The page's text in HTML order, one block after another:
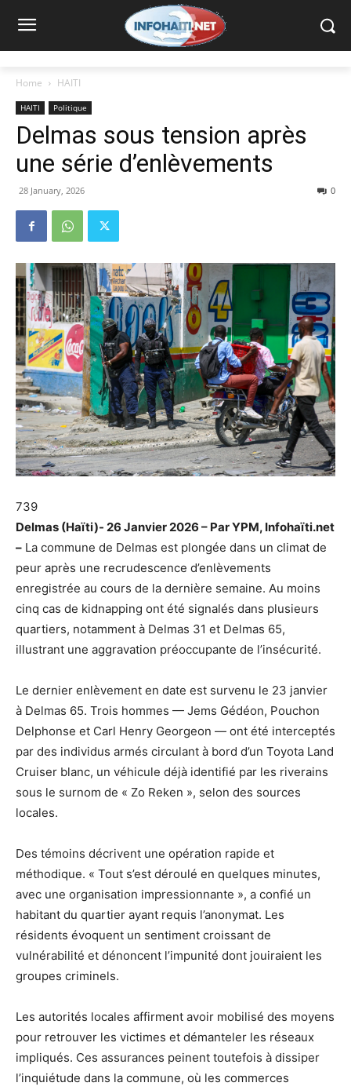
Home HAITI
HAITI Politique
Delmas sous tension après
une série d’enlèvements
28 January, 2026 0
739
Delmas (Haïti)- 26 Janvier 2026 – Par YPM, Infohaïti.net
– La commune de Delmas est plongée dans un climat de
peur après une recrudescence d’enlèvements
enregistrée au cours de la dernière semaine. Au moins
cinq cas de kidnapping ont été signalés dans plusieurs
quartiers, notamment à Delmas 31 et Delmas 65,
illustrant une aggravation préoccupante de l’insécurité.
Le dernier enlèvement en date est survenu le 23 janvier
à Delmas 65. Trois hommes — Jems Gédéon, Pouchon
Delphonse et Carl Henry Georgeon — ont été interceptés
par des individus armés circulant à bord d’un Toyota Land
Cruiser blanc, un véhicule déjà identifié par les riverains
sous le surnom de « Zo Reken », selon des sources
locales.
Des témoins décrivent une opération rapide et
méthodique. « Tout s’est déroulé en quelques minutes,
avec une organisation impressionnante », a confié un
habitant du quartier ayant requis l’anonymat. Les
résidents évoquent un sentiment croissant de
vulnérabilité et dénoncent l’impunité dont jouiraient les
groupes criminels.
Les autorités locales affirment avoir mobilisé des moyens
pour retrouver les victimes et démanteler les réseaux
impliqués. Ces assurances peinent toutefois à dissiper
l’inquiétude dans la commune, où les commerces